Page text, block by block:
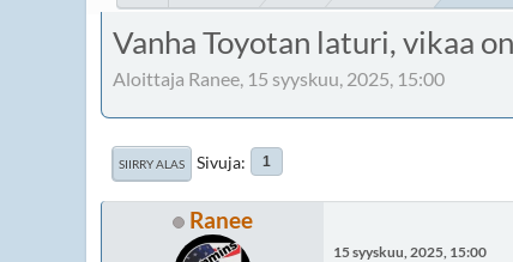
Vanha Toyotan laturi, vikaa on
Aloittaja Ranee, 15 syyskuu, 2025, 15:00
SIIRRY ALAS Sivuja 1
Ranee
15 syyskuu, 2025, 15:00